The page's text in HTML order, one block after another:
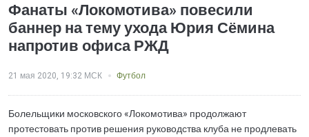
Фанаты «Локомотива» повесили
баннер на тему ухода Юрия Сёмина
напротив офиса РЖД
21 мая 2020, 19:32 МСК Футбол
Болельщики московского «Локомотива» продолжают
протестовать против решения руководства клуба не продлевать